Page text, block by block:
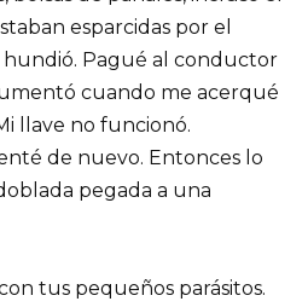
esparcidas por el
hundió. Pagué al conductor
cuando me acerqué
llave no funcionó.
de nuevo. Entonces lo
pegada a una
tus pequeños parásitos.